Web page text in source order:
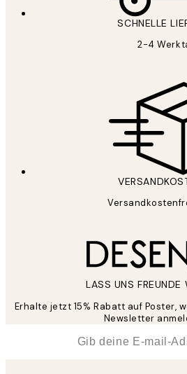
SCHNELLE
2-4
LASS UNS FREUNDE
Erhalte jetzt 15% Rabatt auf Poster,
Newsletter